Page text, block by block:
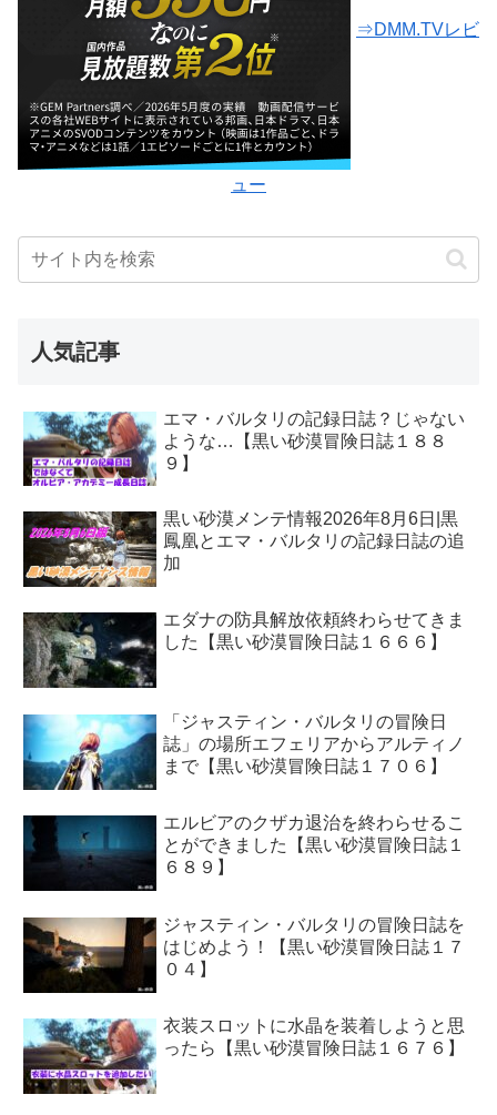
⇒DMM.TVレビ
ュー
人気記事
エマ・バルタリの記録日誌？じゃない
ような…【黒い砂漠冒険日誌１８８
９】
黒い砂漠メンテ情報2026年8月6日|黒
鳳凰とエマ・バルタリの記録日誌の追
加
エダナの防具解放依頼終わらせてきま
した【黒い砂漠冒険日誌１６６６】
「ジャスティン・バルタリの冒険日
誌」の場所エフェリアからアルティノ
まで【黒い砂漠冒険日誌１７０６】
エルビアのクザカ退治を終わらせるこ
とができました【黒い砂漠冒険日誌１
６８９】
ジャスティン・バルタリの冒険日誌を
はじめよう！【黒い砂漠冒険日誌１７
０４】
衣装スロットに水晶を装着しようと思
ったら【黒い砂漠冒険日誌１６７６】